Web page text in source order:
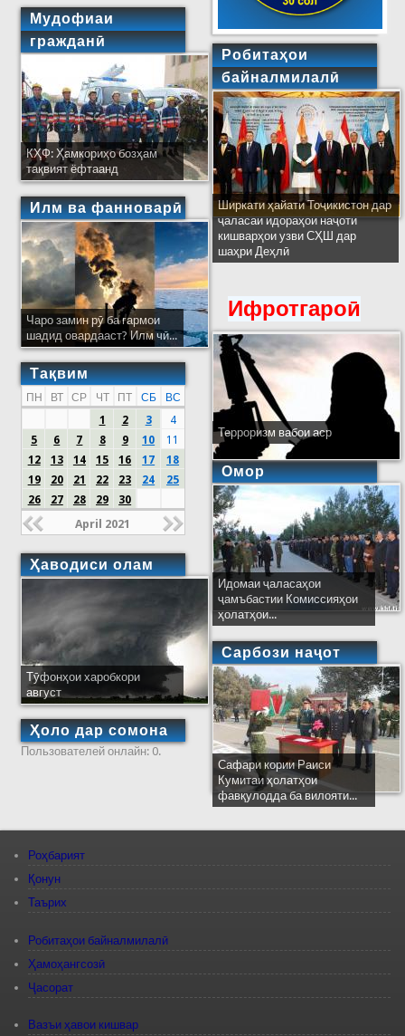
Мудофиаи
гражданӣ
КҲФ: Ҳамкориҳо бозҳам
тақвият ёфтаанд
Илм ва фанноварӣ
Чаро замин рӯ ба гармои
шадид овардааст? Илм чӣ...
Тақвим
ПН ВТ СР ЧТ ПТ СБ
ВС
1
2 3
4
5
6 7 8 9 10
11
12
13 14 15 16 17
18
19
20 21 22 23 24
25
26
27 28 29 30
April 2021
Ҳаводиси олам
Тӯфонҳои харобкори
август
Ҳоло дар сомона
Пользователей онлайн: 0.
Робитаҳои
байналмилалӣ
Ширкати ҳайати Тоҷикистон дар
ҷаласаи идораҳои наҷоти
кишварҳои узви СҲШ дар
шаҳри Деҳлӣ
Ифротгароӣ
Терроризм вабои аср
Омор
Идомаи ҷаласаҳои
ҷамъбастии Комиссияҳои
ҳолатҳои...
Сарбози наҷот
Сафари кории Раиси
Кумитаи ҳолатҳои
фавқулодда ба вилояти...
Роҳбарият
Қонун
Таърих
Робитаҳои байналмилалӣ
Ҳамоҳангсозӣ
Ҷасорат
Вазъи ҳавои кишвар